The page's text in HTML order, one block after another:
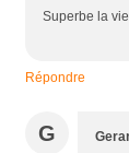
Superbe la
Répondre
G